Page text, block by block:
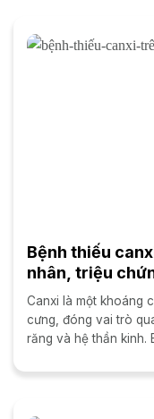
Bệnh thiếu
nhân, triệu
Canxi là một khoáng
cưng, đóng vai trò
răng và hệ thần kinh.